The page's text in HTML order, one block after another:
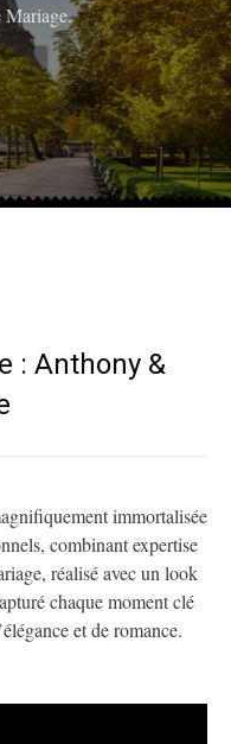
Mariage.
: Anthony &
immortalisée
combinant expertise
réalisé avec un look
chaque moment clé
et de romance.